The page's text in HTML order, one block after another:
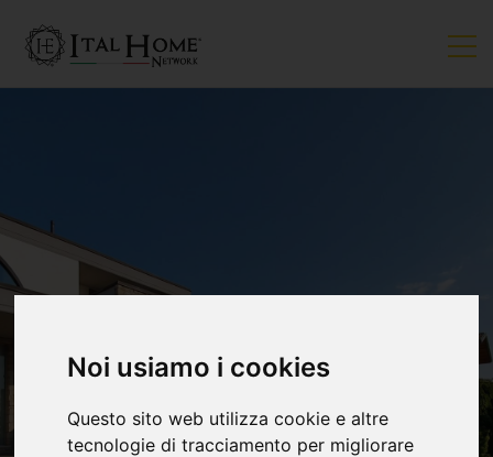
Noi usiamo i cookies
Questo sito web utilizza cookie e altre
tecnologie di tracciamento per migliorare